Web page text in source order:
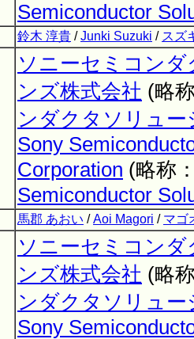
Semiconductor
鈴木 淳貴 /Junki Suzuki / スズ
ソニーセミコン
ンズ株式会社 (略
ンダクタソリュー
Sony
Corporation (略称
Semiconductor
馬郡 あおい /Aoi Magori / マゴ
ソニーセミコン
ンズ株式会社 (略
ンダクタソリュー
Sony